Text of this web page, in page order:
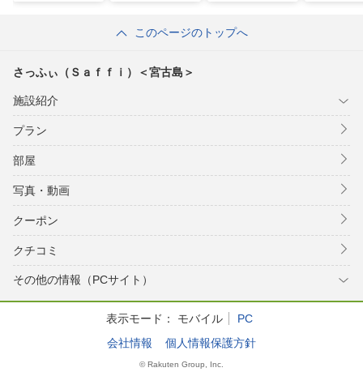
このページのトップへ
さっふぃ（Ｓａｆｆｉ）＜宮古島＞
施設紹介
プラン
部屋
写真・動画
クーポン
クチコミ
その他の情報（PCサイト）
表示モード： モバイル
PC
会社情報
個人情報保護方針
© Rakuten Group, Inc.